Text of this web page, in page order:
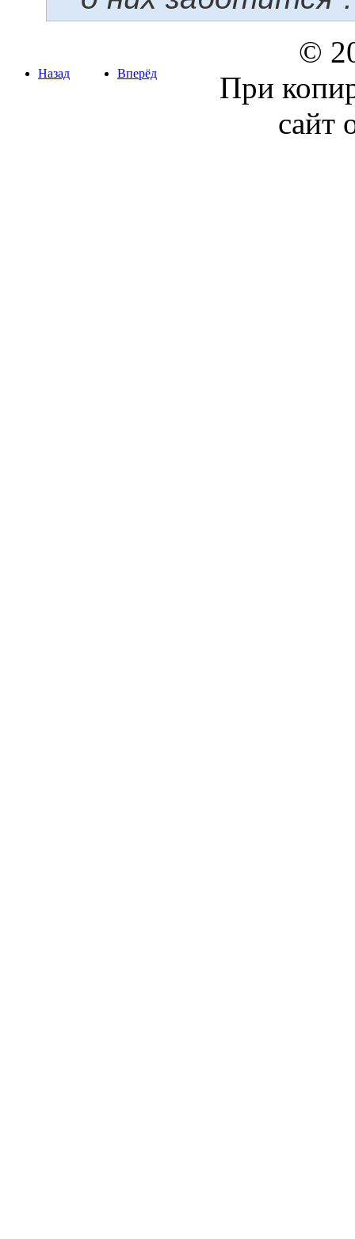
Назад Вперёд
©
При
сайт